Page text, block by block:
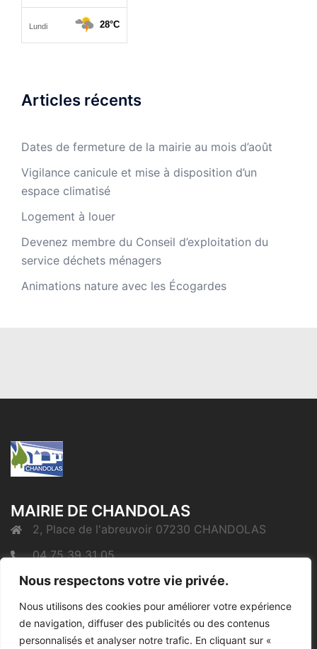
Nous respectons votre vie privée.
Nous utilisons des cookies pour améliorer votre expérience
de navigation, diffuser des publicités ou des contenus
personnalisés et analyser notre trafic. En cliquant sur «
Articles récents
Dates de fermeture de la mairie au mois d’août
Vigilance canicule et mise à disposition d’un
espace climatisé
Logement à louer
Devenez membre du Conseil d’exploitation du
service déchets ménagers
Animations nature avec les Écogardes
MAIRIE DE CHANDOLAS
2, Place de l'abreuvoir 07230 CHANDOLAS
04 75 39 31 05
mairie@chandolas.fr
Mentions Légales